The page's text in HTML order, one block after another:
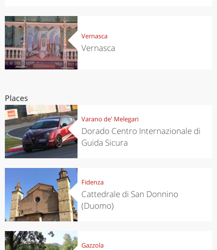
Vernasca
Vernasca
Places
Varano de' Melegari
Dorado Centro Internazionale di
Guida Sicura
Fidenza
Cattedrale di San Donnino
(Duomo)
Gazzola